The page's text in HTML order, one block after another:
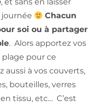
Chacun
soi ou à partager
. Alors apportez vos
plage pour ce
aussi à vos couverts,
bouteilles, verres
tissu, etc… C’est